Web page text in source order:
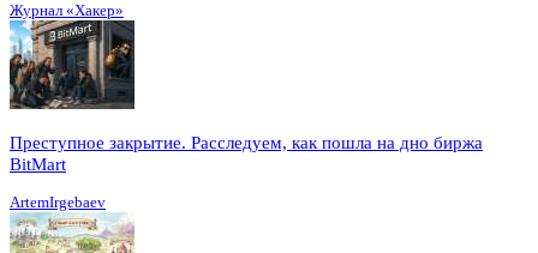
Журнал «Хакер»
Преступное закрытие. Расследуем, как пошла на дно биржа
BitMart
ArtemIrgebaev